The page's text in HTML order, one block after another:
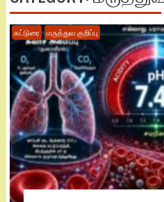
கட்டுரை மருத்துவ குறிப்பு